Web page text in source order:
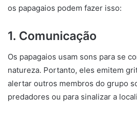
os papagaios podem fazer isso:
1. Comunicação
Os papagaios usam sons para se
natureza. Portanto, eles emitem
alertar outros membros do grupo
predadores ou para sinalizar a